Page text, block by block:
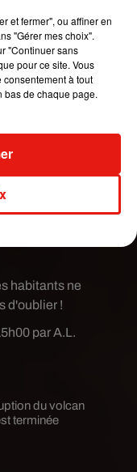
par A.L.
Berger, I’m
at number
>>
habitants ne
d'oublier !
du volcan
terminée
et fermer", ou affiner en
"Gérer mes choix".
"Continuer sans
pour ce site. Vous
consentement à tout
bas de chaque page.